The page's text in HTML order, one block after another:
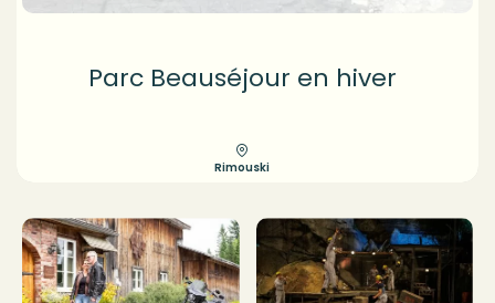
Parc Beauséjour en hiver
Rimouski